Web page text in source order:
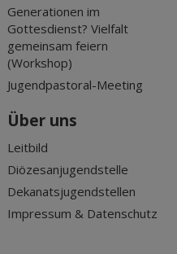
Generationen im
Gottesdienst? Vielfalt
gemeinsam feiern
(Workshop)
Jugendpastoral-Meeting
Über uns
Leitbild
Diözesanjugendstelle
Dekanatsjugendstellen
Impressum & Datenschutz